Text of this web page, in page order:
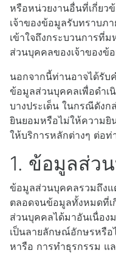
หรือหน่วยงานอื่นที่เกี่ยว
เจ้าของข้อมูลรับทราบภ
เข้าใจถึงกระบวนการที่
ส่วนบุคคลของเจ้าของข้
นอกจากนี้ท่านอาจได้รั
ข้อมูลส่วนบุคคลเพื่อดำเ
บางประเด็น ในกรณีดัง
ยินยอมหรือไม่ให้ความยิ
ให้บริการหลักต่างๆ ต่อท่
1. ข้อมูลส่ว
ข้อมูลส่วนบุคคลรวมถึงแ
ตลอดจนข้อมูลทั้งหมดที่
ส่วนบุคคลได้มาอันเนื่อง
เป็นลายลักษณ์อักษรหรือ
หารือ การทำธุรกรรม แ